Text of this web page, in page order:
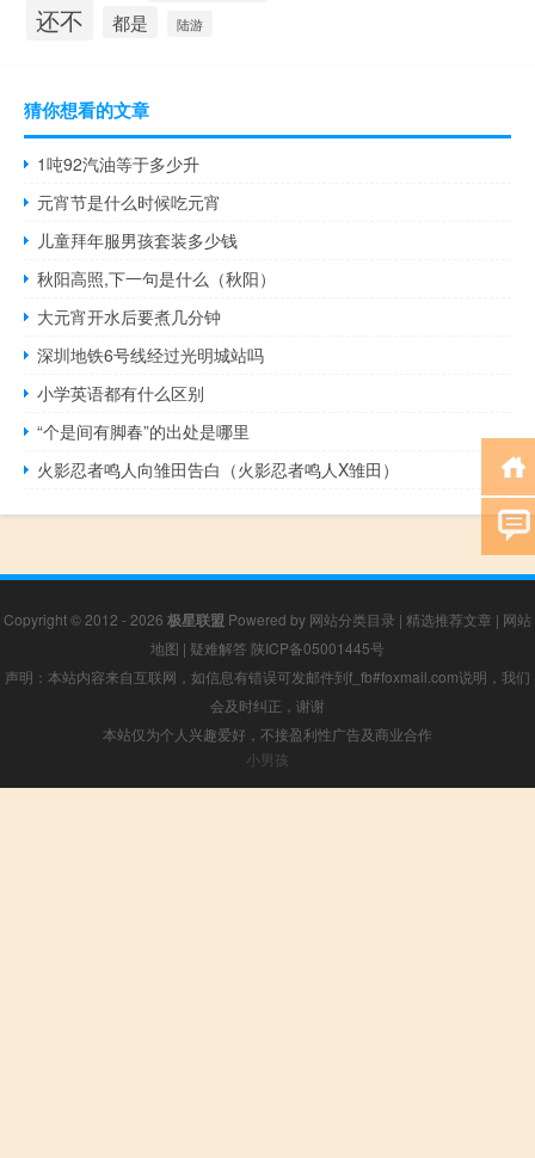
还不
都是 陆游
猜你想看的文章
1吨92汽油等于多少升
元宵节是什么时候吃元宵
儿童拜年服男孩套装多少钱
秋阳高照,下一句是什么（秋阳）
大元宵开水后要煮几分钟
深圳地铁6号线经过光明城站吗
小学英语都有什么区别
“个是间有脚春”的出处是哪里
火影忍者鸣人向雏田告白（火影忍者鸣人X雏田）
Copyright © 2012 - 2026 极星联盟 Powered by 网站分类目录 | 精选推荐文章 | 网站
地图 | 疑难解答 陕ICP备05001445号
声明：本站内容来自互联网，如信息有错误可发邮件到f_fb#foxmail.com说明，我们
会及时纠正，谢谢
本站仅为个人兴趣爱好，不接盈利性广告及商业合作
小男孩